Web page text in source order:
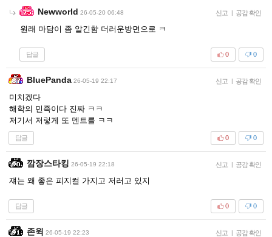
Newworld 26-05-20 06:48 신고 | 공감 확인
원래 마담이 좀 알긴함 더러운방면으로 ㅋ
답글 0
0
BluePanda 26-05-19 22:17 신고 | 공감 확인
미치겠다
해학의 민족이다 진짜 ㅋㅋ
저기서 저렇게 또 멘트를 ㅋㅋ
답글 0
0
깜장스타킹 26-05-19 22:18 신고 | 공감 확인
쟤는 왜 좋은 피지컬 가지고 저러고 있지
답글 0
0
존윅 26-05-19 22:23 신고 | 공감 확인